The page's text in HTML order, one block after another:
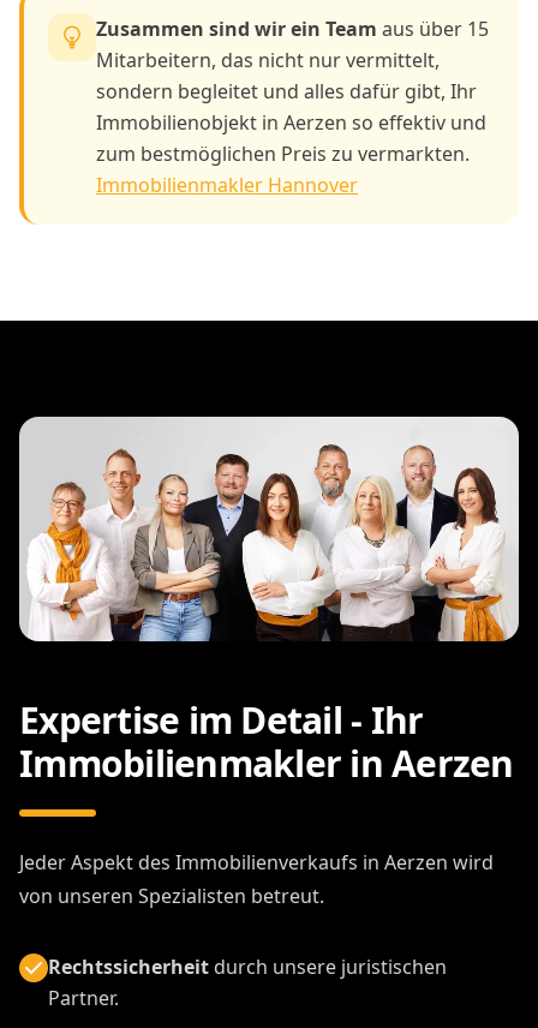
Zusammen sind wir ein Team aus über 15
Mitarbeitern, das nicht nur vermittelt,
sondern begleitet und alles dafür gibt, Ihr
Immobilienobjekt in Aerzen so effektiv und
zum bestmöglichen Preis zu vermarkten.
Immobilienmakler Hannover
Expertise im Detail - Ihr
Immobilienmakler in Aerzen
Jeder Aspekt des Immobilienverkaufs in Aerzen wird
von unseren Spezialisten betreut.
Rechtssicherheitdurch unsere juristischen
Partner.